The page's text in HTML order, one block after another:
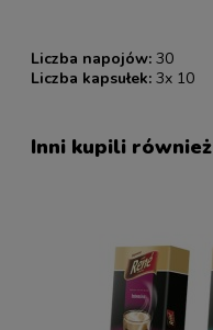
Liczba napojów: 30
Liczba kapsułek: 3x 10
Inni kupili również